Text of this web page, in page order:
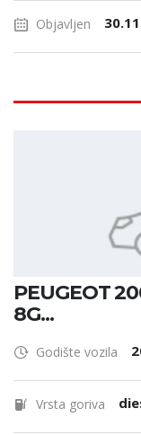
Objavljen
PEUGEOT
8G...
Godište vozila
Vrsta goriva